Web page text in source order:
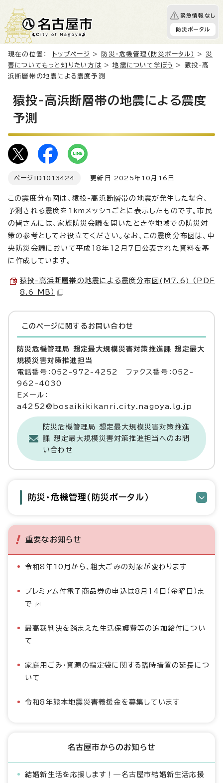
緊急情報なし
防災ポータル
現在の位置： トップページ > 防災・危機管理（防災ポータル） > 災
害についてもっと知りたい方は >地震について学ぼう
> 猿投-高
浜断層帯の地震による震度予測
猿投-高浜断層帯の地震による震度
予測
ページID 1013424 更新日 2025年10月16日
この震度分布図は、猿投-高浜断層帯の地震が発生した場合、
予測される震度を1kmメッシュごとに表示したものです。市民
の皆さんには、家族防災会議を開いたときや地域での防災対
策の参考としてお役立てください。なお、この震度分布図は、中
央防災会議において平成18年12月7日公表された資料を基
に作成しています。
猿投-高浜断層帯の地震による震度分布図(M7.6) （PDF
8.6 MB）
このページに関する お問い合わせ
防災危機管理局 想定最大規模災害対策推進課 想定最大
規模災害対策推進担当
電話番号：052-972-4252 ファクス番号：052-
962-4030
Eメール：
a4252@bosaikikikanri.city.nagoya.lg.jp
防災危機管理局 想定最大規模災害対策推進
課 想定最大規模災害対策推進担当へのお問
い合わせ
防災・危機管理（防災ポータル）
重要なお知らせ
令和8年10月から、粗大ごみの対象が変わります
プレミアム付電子商品券の申込は8月14日（金曜日）ま
で
最高裁判決を踏まえた生活保護費等の追加給付につい
て
家庭用ごみ・資源の指定袋に関する臨時措置の延長につ
いて
令和8年熊本地震災害義援金を募集しています
名古屋市からのお知らせ
結婚新生活を応援します！―名古屋市結婚新生活応援